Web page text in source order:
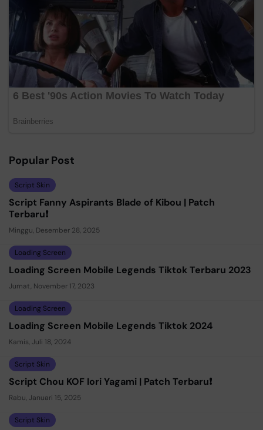
Popular Post
Script Skin
Script Fanny Aspirants Blade of Kibou | Patch
Terbaru❗
Minggu, Desember 28, 2025
Loading Screen
Loading Screen Mobile Legends Tiktok Terbaru 2023
Jumat, November 17, 2023
Loading Screen
Loading Screen Mobile Legends Tiktok 2024
Kamis, Juli 18, 2024
Script Skin
Script Chou KOF Iori Yagami | Patch Terbaru❗
Rabu, Januari 15, 2025
Script Skin